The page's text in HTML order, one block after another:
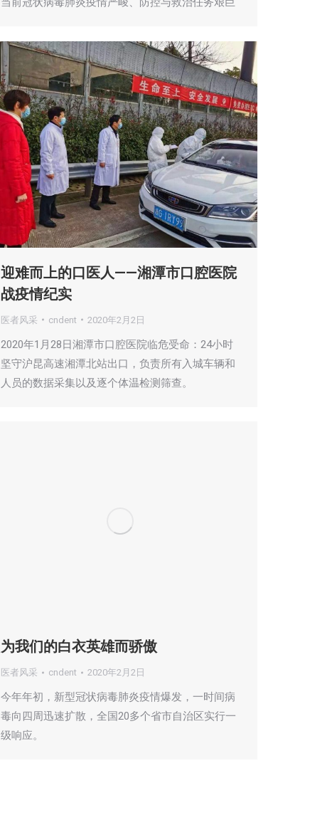
迎难而上的口医人——湘潭市口腔医院
战疫情纪实
医者风采 cndent 2020年2月2日
2020年1月28日湘潭市口腔医院临危受命：24小时
坚守沪昆高速湘潭北站出口，负责所有入城车辆和
人员的数据采集以及逐个体温检测筛查。
为我们的白衣英雄而骄傲
医者风采 cndent 2020年2月2日
今年年初，新型冠状病毒肺炎疫情爆发，一时间病
毒向四周迅速扩散，全国20多个省市自治区实行一
级响应。